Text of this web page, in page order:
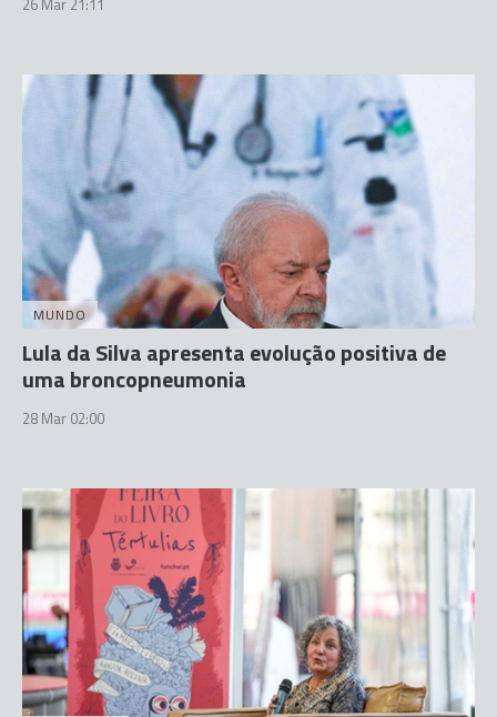
MUNDO
Lula da Silva apresenta evolução positiva de
uma broncopneumonia
28 Mar 02:00